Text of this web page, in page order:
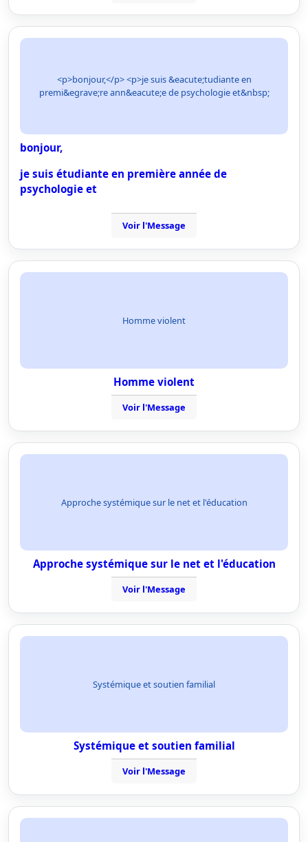
<p>bonjour,</p> <p>je suis &eacute;tudiante en
premi&egrave;re ann&eacute;e de psychologie et&nbsp;
bonjour,
je suis étudiante en première année de
psychologie et
Voir l'Message
Homme violent
Homme violent
Voir l'Message
Approche systémique sur le net et l'éducation
Approche systémique sur le net et l'éducation
Voir l'Message
Systémique et soutien familial
Systémique et soutien familial
Voir l'Message